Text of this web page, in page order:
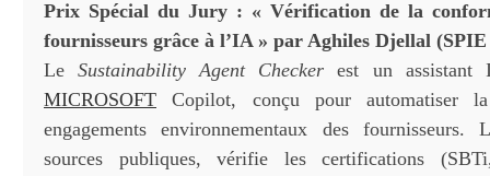
Prix Spécial du Jury : « Vérification de la
fournisseurs grâce à l’IA » par Aghiles Djellal
LeSustainability Agent Checker est un assistant
MICROSOFT Copilot, conçu pour automatiser
engagements environnementaux des fournisseurs.
sources publiques, vérifie les certifications